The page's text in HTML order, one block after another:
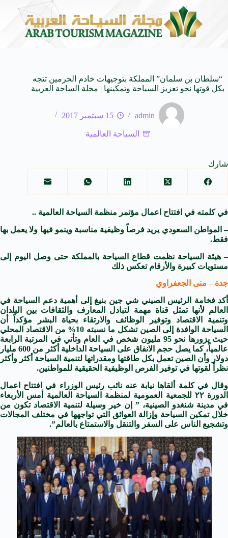
8 أغسطس 2026 وزير الثقافة السعودي: استضافة المملكة
“سلطان بن سلمان” المملكة بتوجيهات خادم الحرمين تتجه
بكل قوتها نحو تعزيز السياحة وتمكينها | مجلة الساحة العربية
admin 15 سبتمبر 2017
السياحة العالمية
شارك
في كلمته في افتتاح اعمال مؤتمر منظمة السياحة العالمية ..
– المواطن السعودي يريد فرصاً وظيفية مناسبة وينمو فيها ولا يعمل بها
فقط.
– هيئة السياحة نظمت قطاع السياحة بالمملكة حتى وصل اليوم إلى
مستويات كبيرة والأرقام تعكس ذلك
جدة – منى الجعفراوي
أكد فخامة الرئيس الصيني شي جين بنيغ إلى أهمية دعم السياحة في
العالم لأنها تمثل قناة مهمة لتبادل المعارف والثقافات بين البلدان
وتنمية الاقتصاد وتوفير الوظائف والارتقاء بحياة البشر مؤكداً أن
السياحة الوافدة إلى الصين تشكل ما نسبته 10% من الاقتصاد المحلي
حيث يزورها نحو 95 مليون شخص في العام وتأتي في المرتبة الرابعة
عالمياً، كما يصل حجم الانفاق على السياحة الداخلية أكثر من 600 مليار
دولار وأن الصين تعمل بكل طاقتها ومقدراتها لتنمية السياحة أكثر وأكثر
نظراً لقوتها في توفير الفرص الوظيفية الحقيقية للمواطنين.
وقال في كلمة ألقاها نيابة عنه نائب رئيس الوزراء في افتتاح اعمال
الدورة ٢٢ للجمعية العمومية لمنظمة السياحة العالمية أمس الأربعاء
في مدينة شنغدو الصينية، ” إن خير وسيلة لتنمية الاقتصاد تكون من
خلال تمكين السياحة وإزالة العوائق التي تواجهها في مختلف المجالات
وتشجيع الناس على السفر والتنقل والاستمتاع بالعالم”.